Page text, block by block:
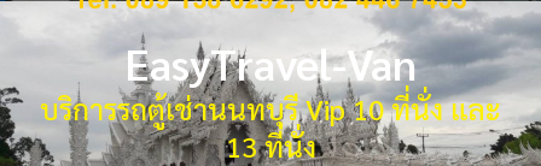
EasyTravel-Van
บริการรถตู้เช่านนทบุรี Vip 10 ที่นั่ง และ
13 ที่นั่ง